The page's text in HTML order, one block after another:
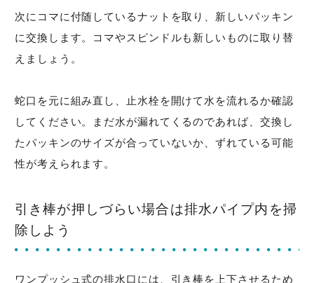
次にコマに付随しているナットを取り、新しいパッキン
に交換します。コマやスピンドルも新しいものに取り替
えましょう。
蛇口を元に組み直し、止水栓を開けて水を流れるか確認
してください。まだ水が漏れてくるのであれば、交換し
たパッキンのサイズが合っていないか、ずれている可能
性が考えられます。
引き棒が押しづらい場合は排水パイプ内を掃
除しよう
ワンプッシュ式の排水口には、引き棒を上下させるため